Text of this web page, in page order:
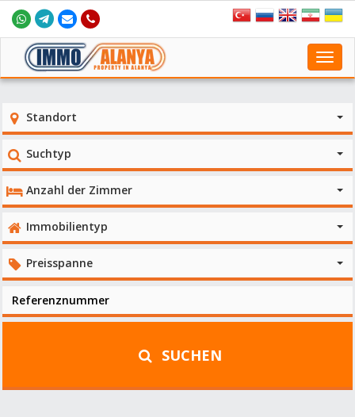
Standort
Suchtyp
Anzahl der Zimmer
Immobilientyp
Preisspanne
SUCHEN